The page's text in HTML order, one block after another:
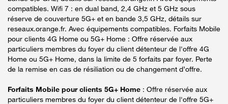
compatibles. Wifi 7 : en dual band, 2,4 GHz et 5 GHz sous
réserve de couverture 5G+ et en bande 3,5 GHz, détails sur
reseaux.orange.fr. Avec équipements compatibles. Forfaits Mobile
pour clients 4G Home ou 5G+ Home : Offre réservée aux
particuliers membres du foyer du client détenteur de l'offre 4G
Home ou 5G+ Home, dans la limite de 5 forfaits par foyer. Perte
de la remise en cas de résiliation ou de changement d’offre.
Forfaits Mobile pour clients 5G+ Home : Offre réservée aux
particuliers membres du foyer du client détenteur de l'offre 5G+